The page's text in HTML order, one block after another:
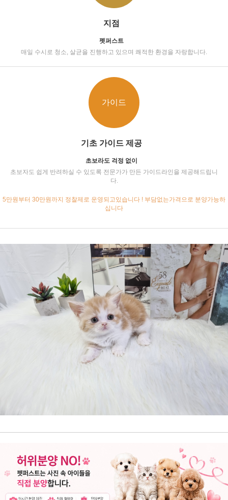
지점
펫퍼스트
매일 수시로 청소, 살균을 진행하고 있으며 쾌적한 환경을 자랑합니다.
가이드
기초 가이드 제공
초보라도 걱정 없이
초보자도 쉽게 반려하실 수 있도록 전문가가 만든 가이드라인을 제공해드립니
다.
5만원부터 30만원까지 정찰제로 운영되고있습니다 ! 부담없는가격으로 분양가능하
십니다